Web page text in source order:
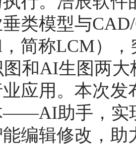
类模型与
简称LCM）
和AI生图两
应用。本次
——AI助手，实
编辑修改，